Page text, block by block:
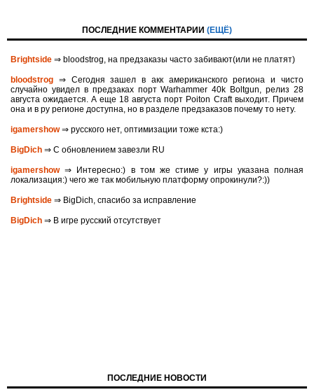
ПОСЛЕДНИЕ КОММЕНТАРИИ (ЕЩЁ)
Brightside ⇒ bloodstrog, на предзаказы часто забивают(или не платят)
bloodstrog ⇒ Сегодня зашел в акк американского региона и чисто
случайно увидел в предзаках порт Warhammer 40k Boltgun, релиз 28
августа ожидается. A eще 18 августа порт Poiton Сraft выходит. Причем
она и в ру регионе доступна, но в разделе предзаказов почему то нету.
igamershow⇒ русского нет, оптимизации тоже кста:)
BigDich ⇒ С обновлением завезли RU
igamershow⇒ Интересно:) в том же стиме у игры указана полная
локализация:) чего же так мобильную платформу опрокинули?:))
Brightside ⇒ BigDich, спасибо за исправление
BigDich ⇒ В игре русский отсутствует
ПОСЛЕДНИЕ НОВОСТИ